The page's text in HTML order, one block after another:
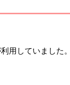
用していました